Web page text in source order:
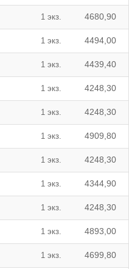
1 экз. 4680,90
1 экз. 4494,00
1 экз. 4439,40
1 экз. 4248,30
1 экз. 4248,30
1 экз. 4909,80
1 экз. 4248,30
1 экз. 4344,90
1 экз. 4248,30
1 экз. 4893,00
1 экз. 4699,80